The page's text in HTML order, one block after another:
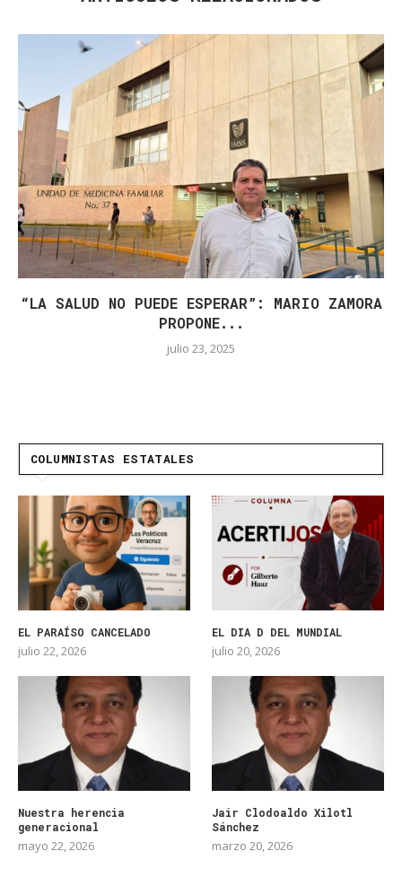
“LA SALUD NO PUEDE ESPERAR”: MARIO ZAMORA
PROPONE...
julio 23, 2025
COLUMNISTAS ESTATALES
EL PARAÍSO CANCELADO
julio 22, 2026
EL DIA D DEL MUNDIAL
julio 20, 2026
Nuestra herencia
generacional
mayo 22, 2026
Jair Clodoaldo Xilotl
Sánchez
marzo 20, 2026